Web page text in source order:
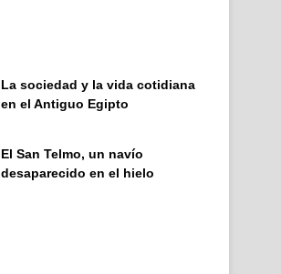
La sociedad y la vida cotidiana
en el Antiguo Egipto
El San Telmo, un navío
desaparecido en el hielo